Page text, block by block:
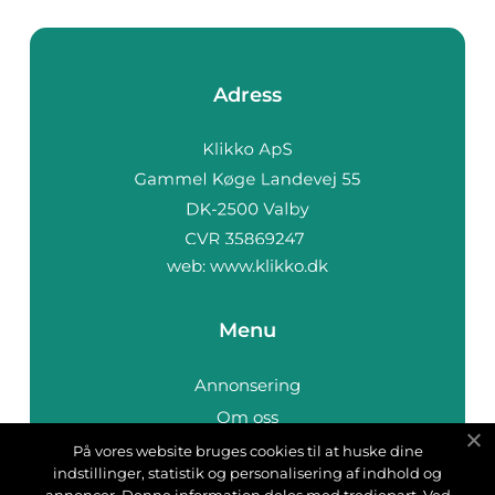
Adress
web: www.klikko.dk
Menu
Annonsering
Om oss
Cookies
Kontakta oss
På vores website bruges cookies til at huske dine
indstillinger, statistik og personalisering af indhold og